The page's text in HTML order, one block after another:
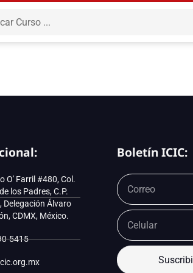
O' Farril #480, Col.
los Padres, C.P.
Delegación Álvaro
CDMX, México.
5415
Boletín ICIC: